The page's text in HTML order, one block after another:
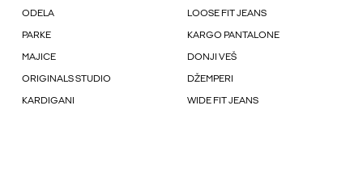
ODELA LOOSE FIT JEANS
PARKE KARGO PANTALONE
MAJICE DONJI VEŠ
ORIGINALS STUDIO DŽEMPERI
KARDIGANI WIDE FIT JEANS